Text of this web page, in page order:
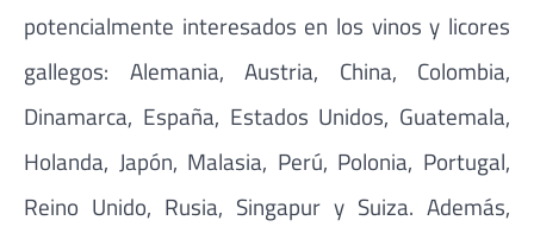
potencialmente interesados en los vinos y licores
gallegos: Alemania, Austria, China, Colombia,
Dinamarca, España, Estados Unidos, Guatemala,
Holanda, Japón, Malasia, Perú, Polonia, Portugal,
Reino Unido, Rusia, Singapur y Suiza. Además,